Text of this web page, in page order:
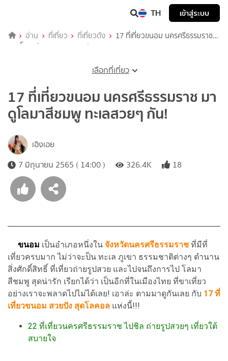
TH เข้าสู่ระบบ
อ่าน ที่เที่ยว ที่เที่ยวดัง
17 ที่เที่ยวขนอม นครศรีธรรมราช
มาดูโลมาสีชมพู ทะเลสวยๆ กัน!
เลือกที่เที่ยว
17 ที่เที่ยวขนอม นครศรีธรรมราช มา
ดูโลมาสีชมพู ทะเลสวยๆ กัน!
เอิงเอย
7 มิถุนายน 2565 ( 14:00 )
326.4K 18
ขนอม เป็นอำเภอหนึ่งใน จังหวัดนครศรีธรรมราช ที่มีที่
เที่ยวครบมาก ไม่ว่าจะป็น ทะเล ภูเขา ธรรมชาติต่างๆ ตำนาน
สิ่งศักดิ์สิทธิ์ ที่เที่ยวถ่ายรูปสวย และไปจนถึงการไป โลมา
สีชมพู สุดน่ารัก เรียกได้ว่า เป็นอีกที่ในเมืองไทย ที่ขาเที่ยว
อย่างเราจะพลาดไปไม่ได้เลย! เอาล่ะ ตามมาดูกันเลย กับ 17 ที่
เที่ยวขนอม สวยปัง สุดโลคอล แห่งนี้!!!
22 ที่เที่ยวนครศรีธรรมราช ไปชิล ถ่ายรูปสวยๆ เที่ยวใต้
สบายใจ